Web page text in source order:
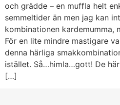
och grädde – en muffla helt
semmeltider än men jag kan
kombinationen kardemumma,
För en lite mindre mastigare
denna härliga
istället. Så…himla…gott! De
[…]